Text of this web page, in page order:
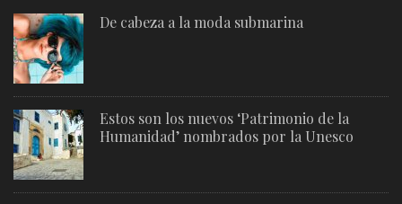
De cabeza a la moda submarina
Estos son los nuevos ‘Patrimonio de la
Humanidad’ nombrados por la Unesco